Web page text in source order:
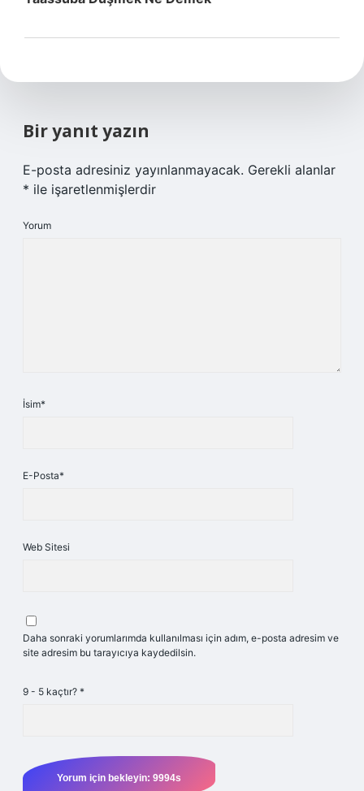
Bir yanıt yazın
E-posta adresiniz yayınlanmayacak. Gerekli alanlar
* ile işaretlenmişlerdir
Yorum
İsim*
E-Posta*
Web Sitesi
Daha sonraki yorumlarımda kullanılması için adım, e-posta adresim ve
site adresim bu tarayıcıya kaydedilsin.
9 - 5 kaçtır? *